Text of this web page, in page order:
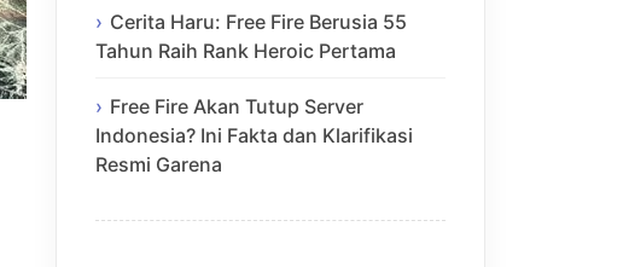
Cerita Haru: Free Fire Berusia 55
Tahun Raih Rank Heroic Pertama
Free Fire Akan Tutup Server
Indonesia? Ini Fakta dan Klarifikasi
Resmi Garena